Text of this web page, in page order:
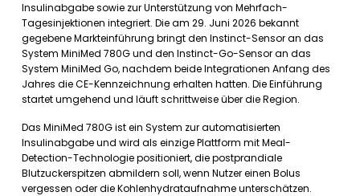
Insulinabgabe sowie zur Unterstützung von Mehrfach-
Tagesinjektionen integriert. Die am 29. Juni 2026 bekannt
gegebene Markteinführung bringt den Instinct-Sensor an das
System MiniMed 780G und den Instinct-Go-Sensor an das
System MiniMed Go, nachdem beide Integrationen Anfang des
Jahres die CE-Kennzeichnung erhalten hatten. Die Einführung
startet umgehend und läuft schrittweise über die Region.
Das MiniMed 780G ist ein System zur automatisierten
Insulinabgabe und wird als einzige Plattform mit Meal-
Detection-Technologie positioniert, die postprandiale
Blutzuckerspitzen abmildern soll, wenn Nutzer einen Bolus
vergessen oder die Kohlenhydrataufnahme unterschätzen.